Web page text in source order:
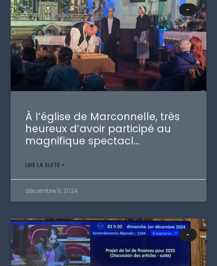
-
À l’église de Marconnelle, très
heureux d’avoir participé au
magnifique spectacl…
LIRE LA SUITE »
décembre 9, 2024
-